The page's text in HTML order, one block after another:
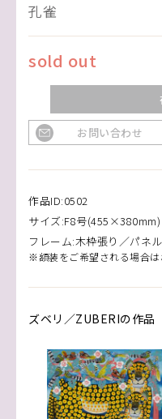
孔雀
sold out
お問い合わせ
作品ID:0502
サイズ:F8号(455×380mm)
フレーム:木枠張り／パネル
※額装をご希望される場合は
ズベリ／ZUBERIの作品